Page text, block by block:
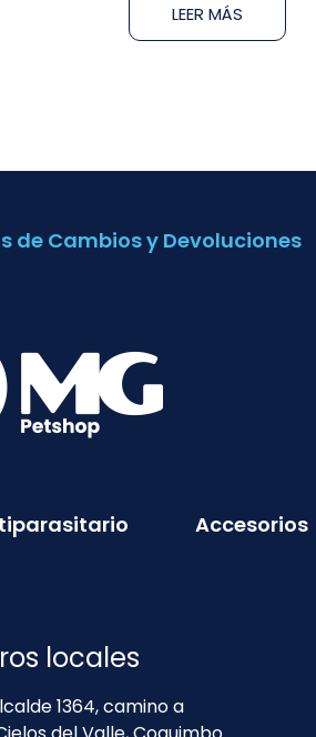
LEER MÁS
de Cambios y Devoluciones
Accesorios
locales
1364, camino a